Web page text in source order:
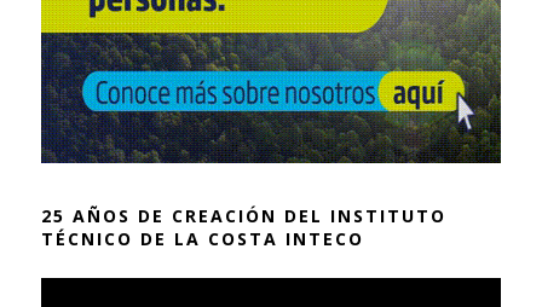
25 AÑOS DE CREACIÓN DEL INSTITUTO
TÉCNICO DE LA COSTA INTECO